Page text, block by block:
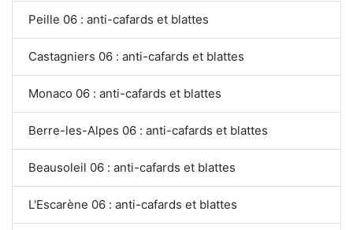
Peille 06 : anti-cafards et blattes
Castagniers 06 : anti-cafards et blattes
Monaco 06 : anti-cafards et blattes
Berre-les-Alpes 06 : anti-cafards et blattes
Beausoleil 06 : anti-cafards et blattes
L'Escarène 06 : anti-cafards et blattes